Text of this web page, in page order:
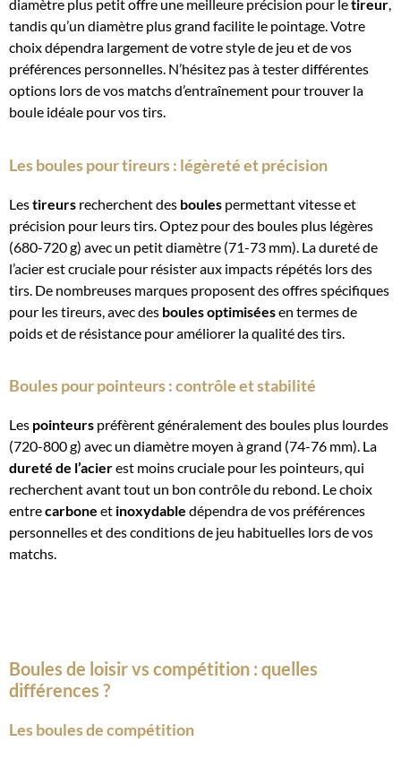
diamètre plus petit offre une meilleure précision pour letireur,
tandis qu’un diamètre plus grand facilite le pointage. Votre
choix dépendra largement de votre style de jeu et de vos
préférences personnelles. N’hésitez pas à tester différentes
options lors de vos matchs d’entraînement pour trouver la
boule idéale pour vos tirs.
Les boules pour tireurs : légèreté et précision
Lestireurs recherchent des boules permettant vitesse et
précision pour leurs tirs. Optez pour des boules plus légères
(680-720 g) avec un petit diamètre (71-73 mm). La dureté de
l’acier est cruciale pour résister aux impacts répétés lors des
tirs. De nombreuses marques proposent des offres spécifiques
pour les tireurs, avec des boules optimiséesen termes de
poids et de résistance pour améliorer la qualité des tirs.
Boules pour pointeurs : contrôle et stabilité
Les pointeurs préfèrent généralement des boules plus lourdes
(720-800 g) avec un diamètre moyen à grand (74-76 mm). La
dureté de l’acierest moins cruciale pour les pointeurs, qui
recherchent avant tout un bon contrôle du rebond. Le choix
entrecarbone et inoxydable dépendra de vos préférences
personnelles et des conditions de jeu habituelles lors de vos
matchs.
Boules de loisir vs compétition : quelles
différences ?
Les boules de compétition